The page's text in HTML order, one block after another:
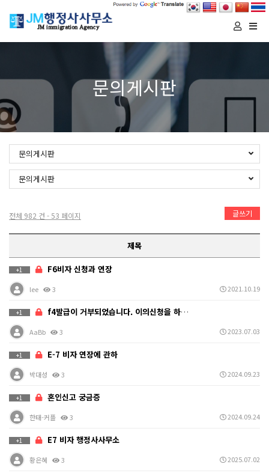
문의게시판
문의게시판
문의게시판
전체 982 건 - 53 페이지 글쓰기
제목
+1 F6비자 신청과 연장
lee 3 2021.10.19
+1 f4발급이 거부되었습니다. 이의신청을 하고 싶어요.
AaBb 3 2023.07.03
+1 E-7 비자 연장에 관하
박대성 3 2024.09.23
+1 혼인신고 궁금증
한태-커플 3 2024.09.24
+1 E7 비자 행정사사무소
황은혜 3 2025.07.02